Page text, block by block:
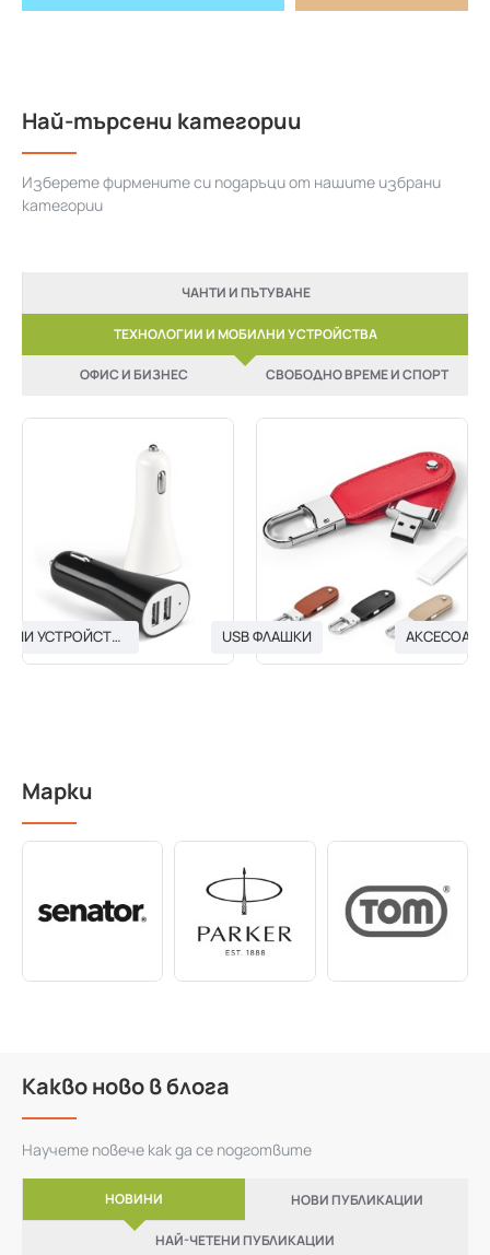
Най-търсени категории
Изберете фирмените си подаръци от нашите избрани
категории
ЧАНТИ И ПЪТУВАНЕ
ТЕХНОЛОГИИ И МОБИЛНИ УСТРОЙСТВА
ОФИС И БИЗНЕС СВОБОДНО ВРЕМЕ И СПОРТ
USB ЗАРЯДНИ УСТРОЙСТВА USB ФЛАШКИ
Марки
Какво ново в блога
Научете повече как да се подготвите
НОВИНИ НОВИ ПУБЛИКАЦИИ
НАЙ-ЧЕТЕНИ ПУБЛИКАЦИИ